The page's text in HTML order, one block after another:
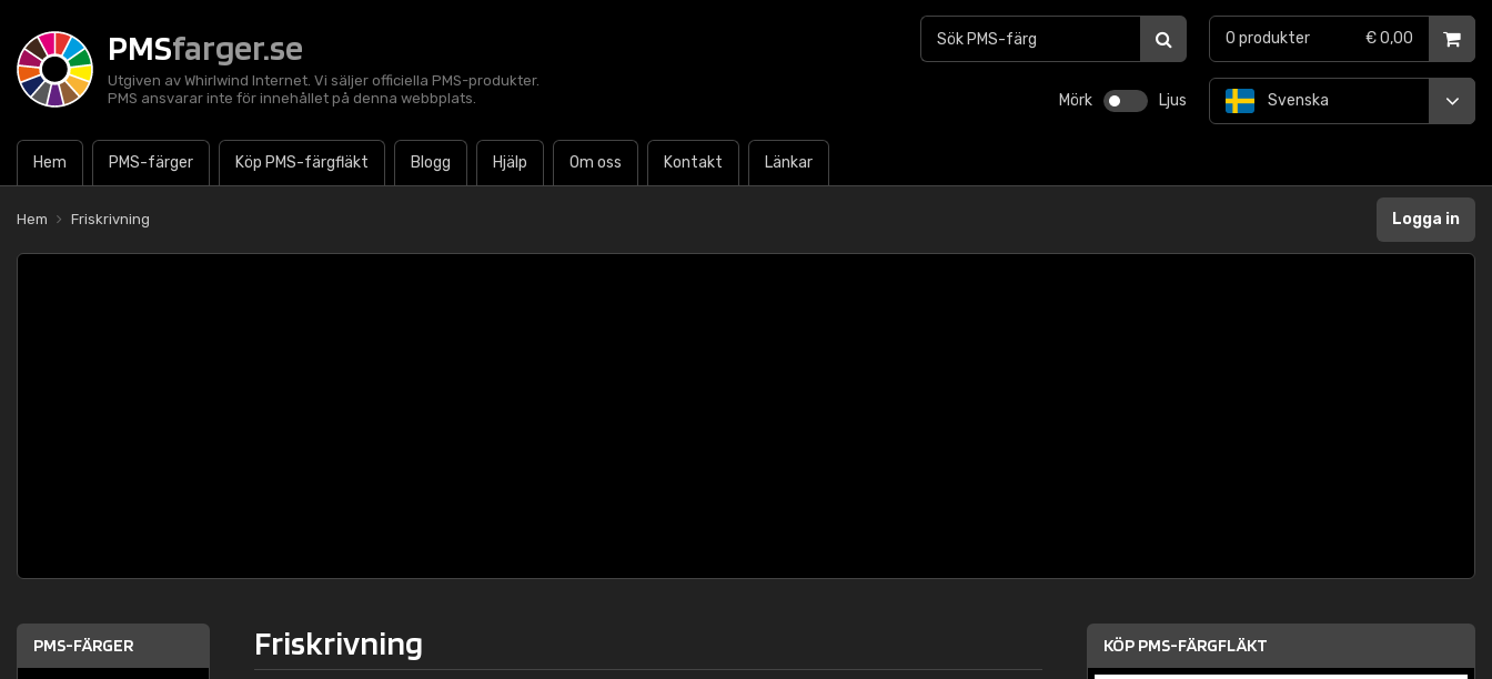
PMSfarger.se
Utgiven av Whirlwind Internet. Vi säljer officiella PMS-produkter.
PMS ansvarar inte för innehållet på denna webbplats.
Mörk Ljus
Hem PMS-färger Köp PMS-färgfläkt Blogg Hjälp Om oss Kontakt Länkar
Svenska
0 produkter € 0,00
Hem Friskrivning Logga in
PMS-FÄRGER Friskrivning KÖP PMS-FÄRGFLÄKT